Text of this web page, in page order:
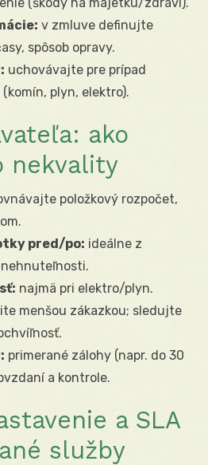
v zmluve definujte
spôsob opravy.
uchovávajte pre prípad
plyn, elektro).
ako
nekvality
položkový rozpočet,
pred/po: ideálne z
najmä pri elektro/plyn.
menšou zákazkou; sledujte
primerané zálohy (napr. do 30
a kontrole.
a SLA
služby